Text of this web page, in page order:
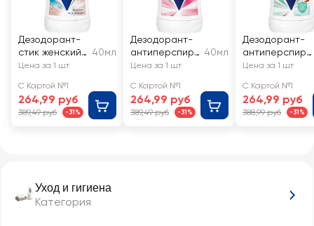
Уход и гигиена
Категория
Дезодорант-
стик женский
РЕКСОНА
пудра
40мл
Цена за 1 шт
С Картой №1
264,99 руб
389,49 руб -31%
Дезодорант-
антиперспира
нт стик
РЕКСОНА
Сухость пудры
40мл
Цена за 1 шт
С Картой №1
264,99 руб
389,49 руб -31%
Дезодорант-
антиперспира
нт стик
РЕКСОНА
Антибактериа
льная
Цена за 1 шт
С Картой №1
264,99 руб
388,99 руб -31%